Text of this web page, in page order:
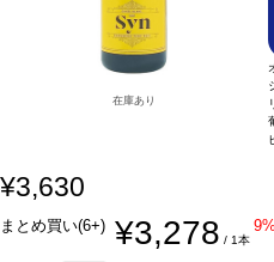
る。このユニー
フレッシュで現
の従来の商品で
イルのワインは、フレッシュで現代的な
の商品であるシン キュヴェ ブランに並
在庫あり
¥3,630
まとめ買い(6+) ¥3,278 / 1本